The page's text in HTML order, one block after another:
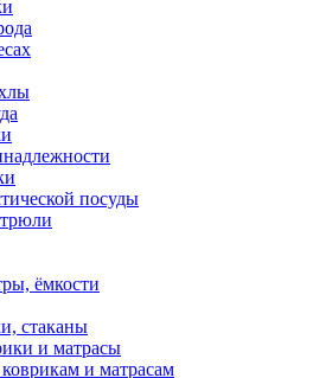
посуды
ёмкости
стаканы
и матрасы
и матрасам